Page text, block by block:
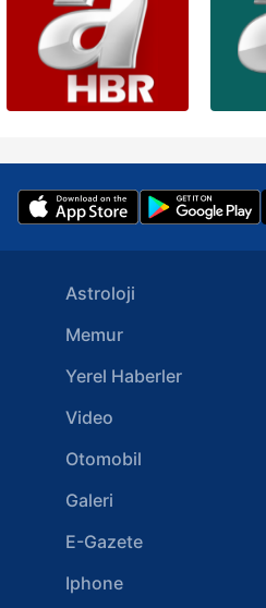
Astroloji
Memur
Yerel Haberler
Video
Otomobil
Galeri
E-Gazete
Iphone